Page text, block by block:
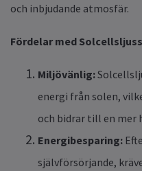
och inbjudande atmosfär.
Fördelar med
Miljövänlig:
energi från solen,
och bidrar till en mer
Energibesparing:
självförsörjande,